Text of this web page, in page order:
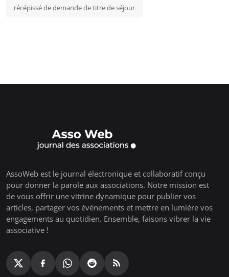
récépissé de demande de titre de séjour
AssoWeb est le journal électronique et collaboratif conçu
pour donner la parole aux associations. Notre mission est
de vous offrir une vitrine dynamique pour publier vos
articles, partager vos événements et mettre en lumière vos
engagements au quotidien. Ensemble, faisons vibrer la vie
associative !